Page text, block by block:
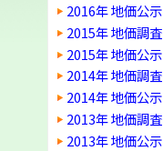
2016年 地価公示
2015年 地価調査
2015年 地価公示
2014年 地価調査
2014年 地価公示
2013年 地価調査
2013年 地価公示